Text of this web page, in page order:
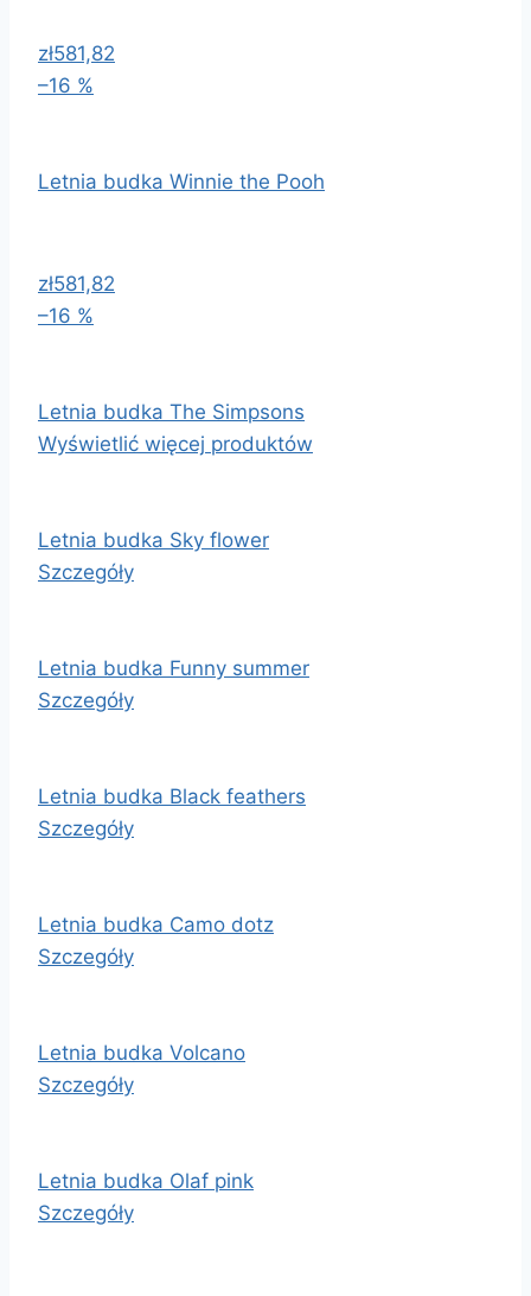
zł581,82
–16 %
Letnia budka Winnie the Pooh
zł581,82
–16 %
Letnia budka The Simpsons
Wyświetlić więcej produktów
Letnia budka Sky flower
Szczegóły
Letnia budka Funny summer
Szczegóły
Letnia budka Black feathers
Szczegóły
Letnia budka Camo dotz
Szczegóły
Letnia budka Volcano
Szczegóły
Letnia budka Olaf pink
Szczegóły